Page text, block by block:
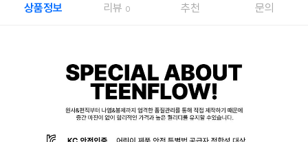
상품정보 리뷰 0 추천 문의